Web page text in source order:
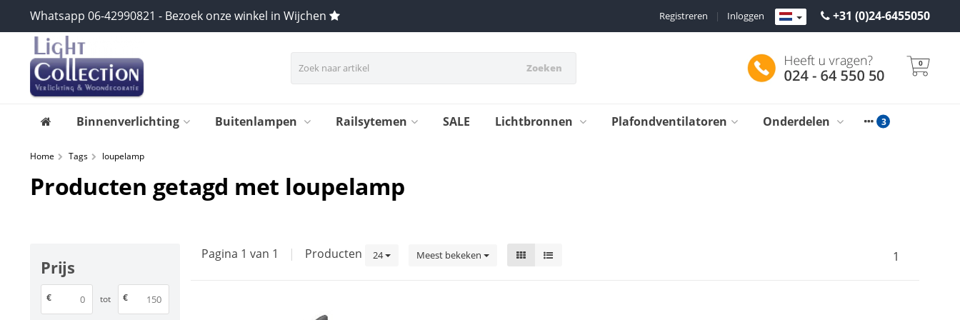
Whatsapp 06-42990821 - Bezoek onze winkel in Wijchen +31 (0)24-6455050
Inloggen
|
Registreren
Zoeken 0
Binnenverlichting Buitenlampen Railsytemen SALE Lichtbronnen Plafondventilatoren Onderdelen
Home Tags loupelamp
Producten getagd met loupelamp
Prijs
€ tot €
Pagina 1 van 1 | Producten 24 Meest bekeken 1